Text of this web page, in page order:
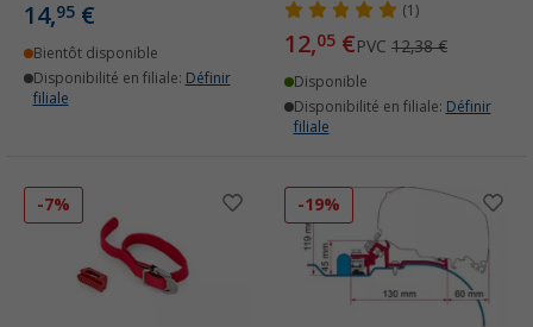
14,95 €
Bientôt disponible
Disponibilité en filiale: Définir
filiale
(1)
12,05 €PVC 12,38 €
Disponible
Disponibilité en filiale: Définir
filiale
-7% -19%